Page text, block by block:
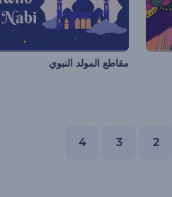
مقاطع المولد النبوي
2
3
4